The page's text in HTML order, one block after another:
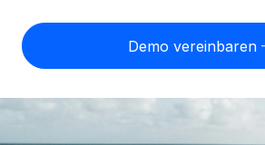
PEO
Agile HR- und Payroll-Lösungen für
Gesamtbeschäftigungskosten
Abwicklungsfristen für globale
Nederlands Demo vereinbaren